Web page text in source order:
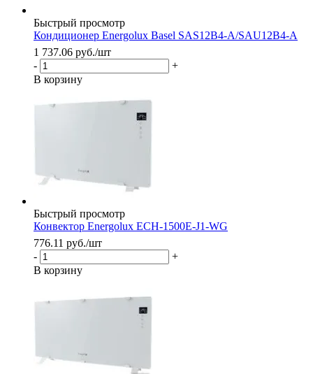
Быстрый просмотр
Кондиционер Energolux Basel SAS12B4-A/SAU12B4-A
1 737.06 руб./шт
-
+
В корзину
Быстрый просмотр
Конвектор Energolux ECH-1500E-J1-WG
776.11 руб./шт
-
+
В корзину